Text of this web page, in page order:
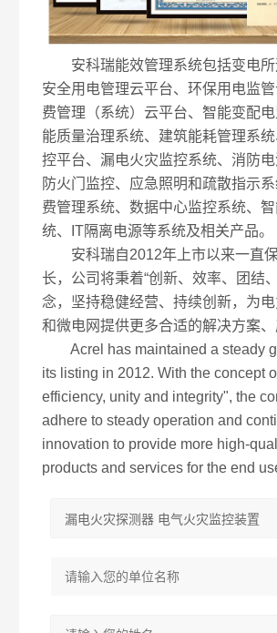
安科瑞能效管理系统包括变电所
安全用电管理云平台、环保用电监
费管理（系统）云平台、智能变配
能质量治理系统、建筑能耗管理系
控平台、漏电火灾监控系统、消防电
防火门监控、应急照明和疏散指示
费管理系统、数据中心监控系统、
统、IT隔离电源等系统及相关产品。
安科瑞自2012年上市以来一直
长，公司将秉着“创新、效率、团结
念，坚持稳健经营、持续创新，为
和微电网提供更多合适的解决方案、
Acrel has maintained a steady
its listing in 2012. With the concept
efficiency, unity and integrity", the
adhere to steady operation and
innovation to provide more high-
products and services for the end